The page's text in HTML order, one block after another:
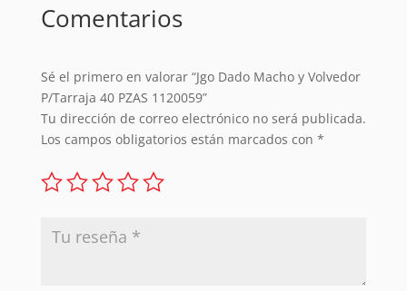
Comentarios
Sé el primero en valorar “Jgo Dado Macho y Volvedor
P/Tarraja 40 PZAS 1120059”
Tu dirección de correo electrónico no será publicada.
Los campos obligatorios están marcados con *